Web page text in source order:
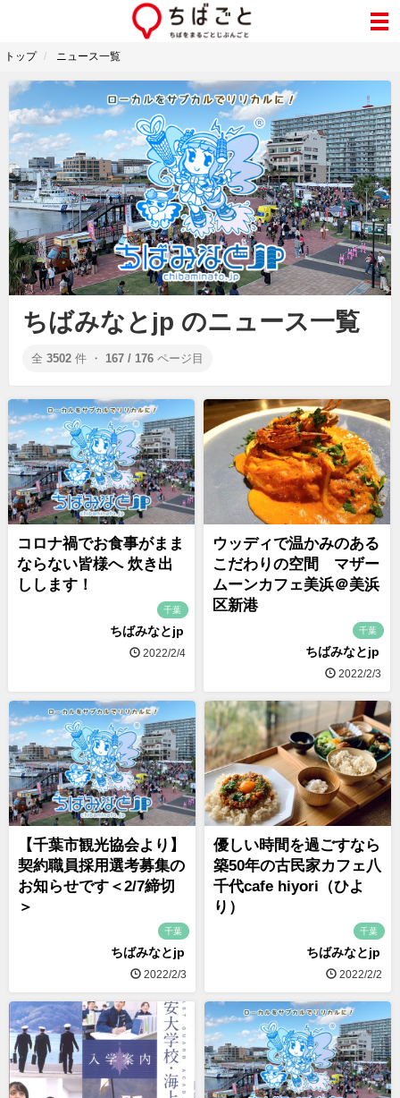
トップ ニュース一覧
ちばみなとjp のニュース一覧
全 3502 件 ・ 167 / 176 ページ目
コロナ禍でお食事がまま
ならない皆様へ 炊き出
しします！
千葉
ちばみなとjp
2022/2/4
ウッディで温かみのある
こだわりの空間 マザー
ムーンカフェ美浜＠美浜
区新港
千葉
ちばみなとjp
2022/2/3
【千葉市観光協会より】
契約職員採用選考募集の
お知らせです＜2/7締切
＞
千葉
ちばみなとjp
2022/2/3
優しい時間を過ごすなら
築50年の古民家カフェ八
千代cafe hiyori（ひよ
り）
千葉
ちばみなとjp
2022/2/2